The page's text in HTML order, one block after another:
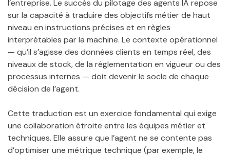
l’entreprise. Le succès du pilotage des agents IA repose
sur la capacité à traduire des objectifs métier de haut
niveau en instructions précises et en règles
interprétables par la machine. Le contexte opérationnel
— qu’il s’agisse des données clients en temps réel, des
niveaux de stock, de la réglementation en vigueur ou des
processus internes — doit devenir le socle de chaque
décision de l’agent.
Cette traduction est un exercice fondamental qui exige
une collaboration étroite entre les équipes métier et
techniques. Elle assure que l’agent ne se contente pas
d’optimiser une métrique technique (par exemple, le